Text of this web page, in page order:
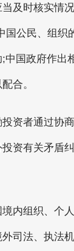
及时核实情
国公民、组织
中国政府作出
合。
者通过协商
资有关矛盾
组织、个人
司法、执法